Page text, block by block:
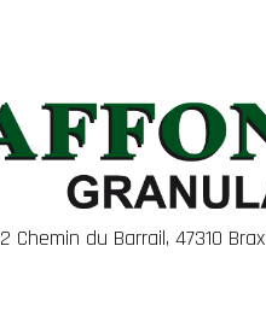
2 Chemin du Barrail, 47310 Brax